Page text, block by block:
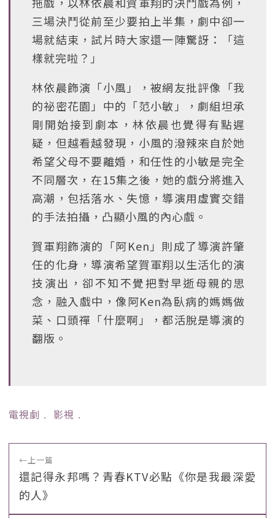
三場決鬥從前至少要拍上半集，劇中卻一
場就結束，試片時大家還一陣驚訝：「這
樣就完啦？」
林依晨飾演「小風」，被網友批評像「我
的祕密花園」中的「范小敏」，劇組坦承
剛開始接到劇本，林依晨也覺得有點遲
疑，但越看越發現，小風的潑辣來自於她
希望父母不要離婚，和任性的小敏是完全
不同層次，在15集之後，她的戲分將進入
高潮，包括落水、失憶，導演用虛實交錯
的手法拍攝，凸顯小風的內心戲。
賀軍翔飾演的「阿Ken」則成了導演許肇
任的化身，導演希望賀軍翔以生活化的演
技演出，卻不知不覺把對早逝母親的思
念，融入戲中，像阿Ken為臥病的媽媽做
菜、口頭禪「什麼啊」，都活脫是導演的
翻版。
電視劇 ﹒ 影視 ﹒
←上一篇
還記得永邦嗎？青春KTV必點《你是我最深愛
的人》